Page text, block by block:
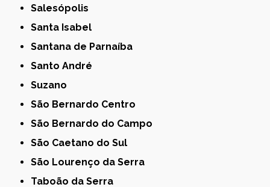
Salesópolis
Santa Isabel
Santana de Parnaíba
Santo André
Suzano
São Bernardo Centro
São Bernardo do Campo
São Caetano do Sul
São Lourenço da Serra
Taboão da Serra